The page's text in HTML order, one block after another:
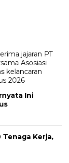
Ini
Tenaga Kerja,